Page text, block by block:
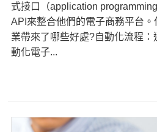
式接口（application
API來整合他們的電子商務平台
業帶來了哪些好處?自動化流程：
動化電子...